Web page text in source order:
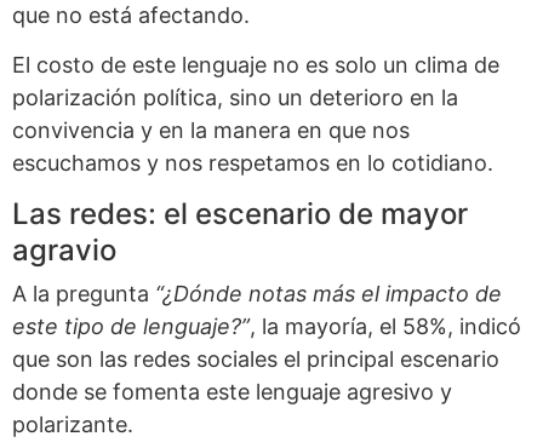
que no está afectando.
El costo de este lenguaje no es solo un clima de
polarización política, sino un deterioro en la
convivencia y en la manera en que nos
escuchamos y nos respetamos en lo cotidiano.
Las redes: el escenario de mayor
agravio
A la pregunta “¿Dónde notas más el impacto de
este tipo de lenguaje?”, la mayoría, el 58%, indicó
que son las redes sociales el principal escenario
donde se fomenta este lenguaje agresivo y
polarizante.